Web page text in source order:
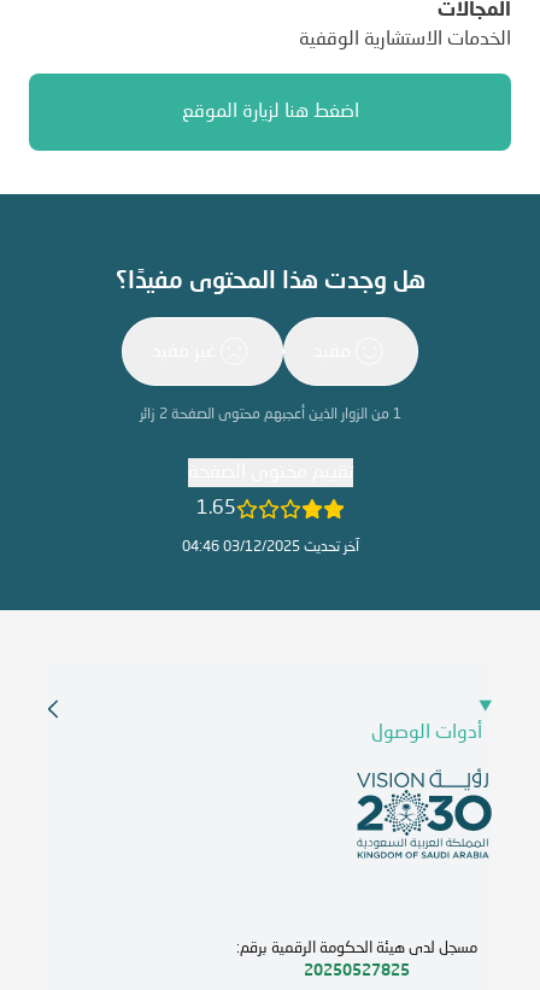
المجالات
الخدمات الاستشارية الوقفية
اضغط هنا لزيارة الموقع
هل وجدت هذا المحتوى مفيدًا؟
1 من الزوار الذين أعجبهم محتوى الصفحة2 زائر
1.65
آخر تحديث 03/12/2025 04:46
أدوات الوصول
مسجل لدى هيئة الحكومة الرقمية برقم:
20250527825